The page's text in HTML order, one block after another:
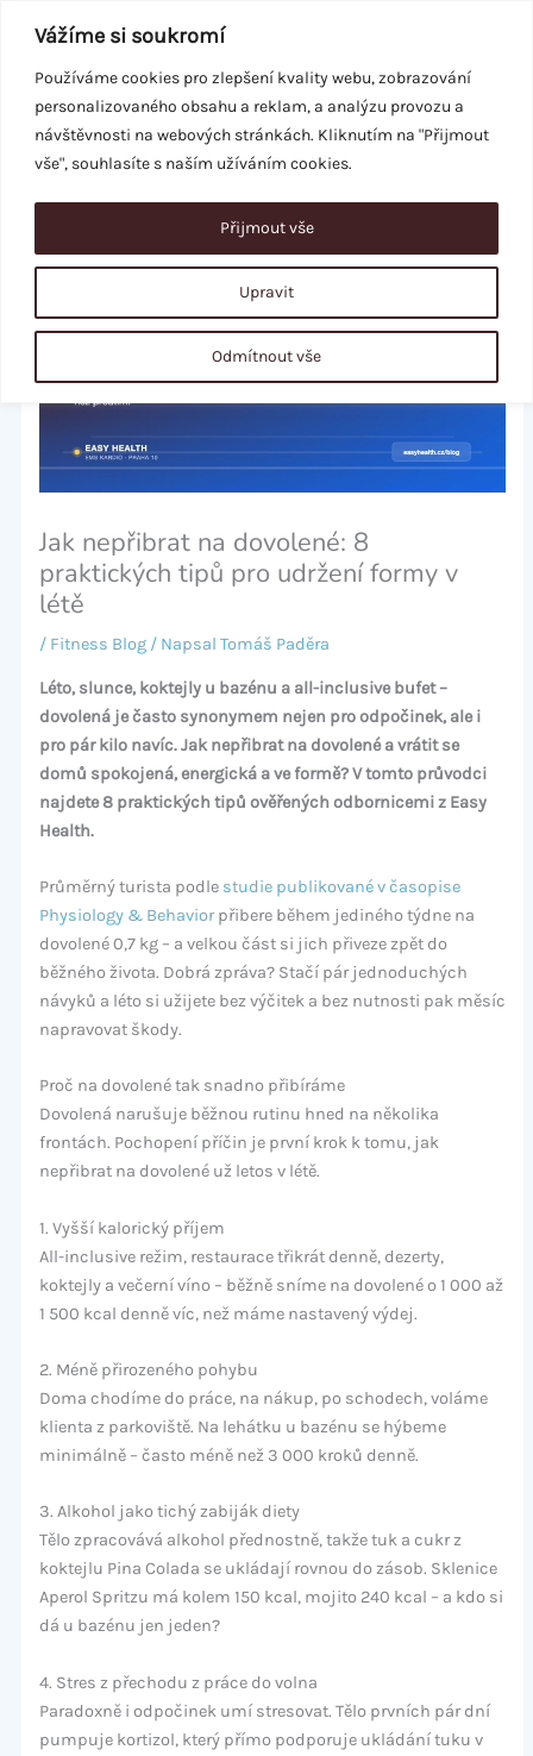
Vážíme si soukromí
Používáme cookies pro zlepšení kvality webu, zobrazování
personalizovaného obsahu a reklam, a analýzu provozu a
návštěvnosti na webových stránkách. Kliknutím na "Přijmout
vše", souhlasíte s naším užíváním cookies.
Upravit
Odmítnout vše
Přijmout vše
obsah
REZERVACE
Jak nepřibrat na dovolené: 8
praktických tipů pro udržení formy v
létě
/ Fitness Blog/ Napsal Tomáš Paděra
Léto, slunce, koktejly u bazénu a all-inclusive bufet –
dovolená je často synonymem nejen pro odpočinek, ale i
pro pár kilo navíc. Jak nepřibrat na dovolené a vrátit se
domů spokojená, energická a ve formě? V tomto průvodci
najdete 8 praktických tipů ověřených odbornicemi z Easy
Health.
Průměrný turista podle studie publikované v časopise
Physiology & Behaviorpřibere během jediného týdne na
dovolené 0,7 kg – a velkou část si jich přiveze zpět do
běžného života. Dobrá zpráva? Stačí pár jednoduchých
návyků a léto si užijete bez výčitek a bez nutnosti pak měsíc
napravovat škody.
Proč na dovolené tak snadno přibíráme
Dovolená narušuje běžnou rutinu hned na několika
frontách. Pochopení příčin je první krok k tomu, jak
nepřibrat na dovolené už letos v létě.
1. Vyšší kalorický příjem
All-inclusive režim, restaurace třikrát denně, dezerty,
koktejly a večerní víno – běžně sníme na dovolené o 1 000 až
1 500 kcal denně víc, než máme nastavený výdej.
2. Méně přirozeného pohybu
Doma chodíme do práce, na nákup, po schodech, voláme
klienta z parkoviště. Na lehátku u bazénu se hýbeme
minimálně – často méně než 3 000 kroků denně.
3. Alkohol jako tichý zabiják diety
Tělo zpracovává alkohol přednostně, takže tuk a cukr z
koktejlu Pina Colada se ukládají rovnou do zásob. Sklenice
Aperol Spritzu má kolem 150 kcal, mojito 240 kcal – a kdo si
dá u bazénu jen jeden?
4. Stres z přechodu z práce do volna
Paradoxně i odpočinek umí stresovat. Tělo prvních pár dní
pumpuje kortizol, který přímo podporuje ukládání tuku v